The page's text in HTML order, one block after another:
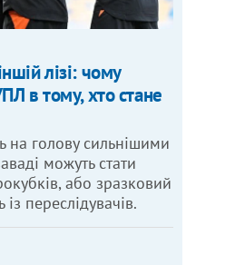
лізі: чому
в тому, хто стане
на голову сильнішими
можуть стати
або зразковий
переслідувачів.